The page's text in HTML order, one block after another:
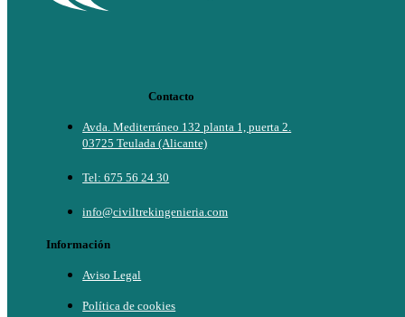
Contacto
Avda. Mediterráneo 132 planta 1, puerta 2.
03725 Teulada (Alicante)
Tel: 675 56 24 30
info@civiltrekingenieria.com
Información
Aviso Legal
Política de cookies